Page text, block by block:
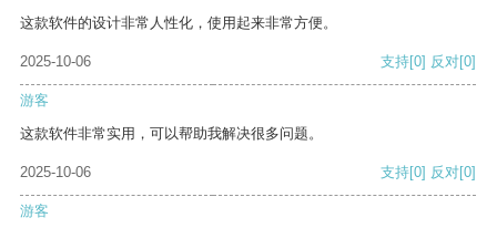
这款软件的设计非常人性化，使用起来非常方便。
2025-10-06 支持[0] 反对[0]
游客
这款软件非常实用，可以帮助我解决很多问题。
2025-10-06 支持[0] 反对[0]
游客